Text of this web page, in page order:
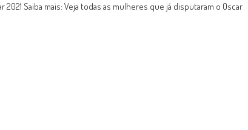
Saiba mais: Veja todas as mulheres que já disputaram o Oscar